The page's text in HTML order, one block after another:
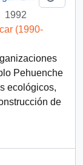
1992
(1990-
Pehuenche
ecológicos,
de